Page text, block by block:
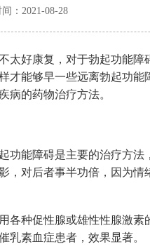
间：2021-08-28
太好康复，对于勃起功能障
才能够早一些远离勃起功能
病的药物治疗方法。
功能障碍是主要的治疗方法
，对后者事半功倍，因为情
各种促性腺或雄性性腺激素
乳素血症患者，效果显著。